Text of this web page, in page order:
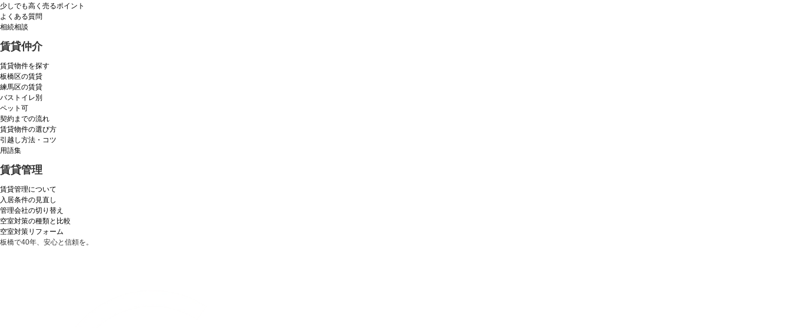
少しでも高く売るポイント
よくある質問
相続相談
賃貸仲介
賃貸物件を探す
板橋区の賃貸
練馬区の賃貸
バストイレ別
ペット可
契約までの流れ
賃貸物件の選び方
引越し方法・コツ
用語集
賃貸管理
賃貸管理について
入居条件の見直し
管理会社の切り替え
空室対策の種類と比較
空室対策リフォーム
板橋で40年、安心と信頼を。